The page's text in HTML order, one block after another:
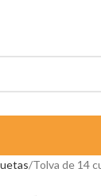
Tolva de 14